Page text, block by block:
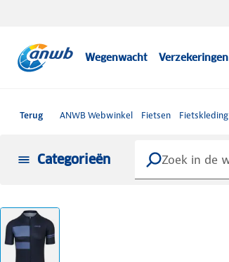
Wegenwacht Verzekeringen
Terug ANWB Webwinkel Fietsen Fietskleding
Categorieën